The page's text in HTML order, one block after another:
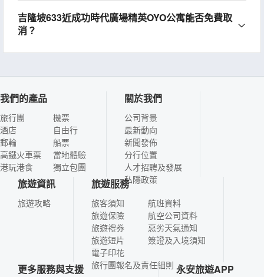
吉隆坡633近成功時代廣場精英OYO公寓能否免費取
消？
我們的產品
旅行團
酒店
郵輪
高鐵火車票
港玩港食
機票
自由行
船票
當地體驗
獨立包團
關於我們
公司背景
最新動向
新聞發佈
分行位置
人才招聘及發展
私隱政策
旅遊資訊
旅遊攻略
旅遊服務
旅客須知
旅遊保險
旅遊禮券
旅遊短片
電子印花
航班資料
航空公司資料
惡劣天氣通知
簽證及入境須知
旅行團報名及責任細則
更多服務與支援 永安旅遊APP